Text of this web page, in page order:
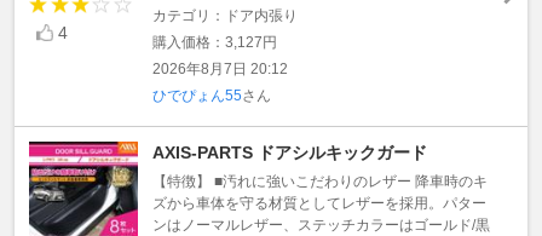
4
カテゴリ：ドア内張り
購入価格：3,127円
2026年8月7日 20:12
ひでぴょん55さん
AXIS-PARTS ドアシルキックガード
【特徴】 ■汚れに強いこだわりのレザー 降車時のキ
ズから車体を守る材質としてレザーを採用。パター
ンはノーマルレザー、ステッチカラーはゴールド/黒